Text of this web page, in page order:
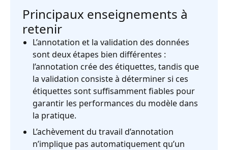
Principaux enseignements à
retenir
L’annotation et la validation des données
sont deux étapes bien différentes :
l’annotation crée des étiquettes, tandis que
la validation consiste à déterminer si ces
étiquettes sont suffisamment fiables pour
garantir les performances du modèle dans
la pratique.
L’achèvement du travail d’annotation
n’implique pas automatiquement qu’un